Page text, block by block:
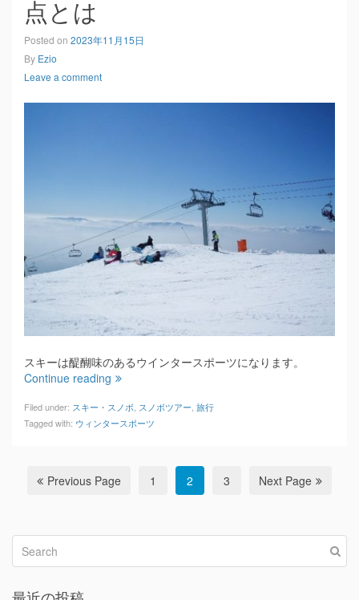
点とは
Posted on 2023年11月15日
By Ezio
Leave a comment
スキーは醍醐味のあるウインタースポーツになります。
Continue reading
Filed under: スキー・スノボ スノボツアー 旅行
Tagged with: ウィンタースポーツ
Previous Page 1 2 3 Next Page